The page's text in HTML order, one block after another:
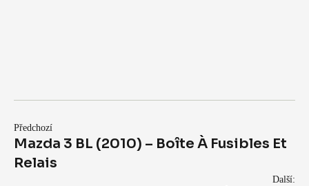
Předchozí
Mazda 3 BL (2010) – Boîte À Fusibles Et
Relais
Další: